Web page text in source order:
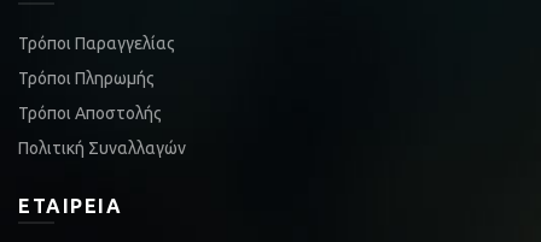
Τρόποι Παραγγελίας
Τρόποι Πληρωμής
Τρόποι Αποστολής
Πολιτική Συναλλαγών
ΕΤΑΙΡΕΊΑ